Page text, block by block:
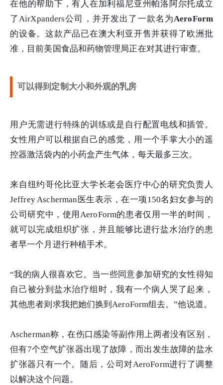
在他的帮助下，有人在加利福尼亚州帕洛阿尔托成立
了AirXpanders公司，并开发出了一款名为AeroForm
的设备。这款产品已在澳大利亚开售并获得了欧洲批
准，目前美国食品和药物管理局正在对其进行审查。
可以得到定制大小和外观的乳房
用户无需进行特殊的训练或是自行配置电线和插管。
女性用户可以根据自己的感觉，用一个手掌大小的遥
控器激活袋内的小药盒产生气体，每天最多三次。
来自纽约哥伦比亚大学长老会医疗中心的研究负责人
Jeffrey Ascherman医生表示，在一项150名妇女参与的
公司研究中，使用AeroForm的患者仅用一半的时间，
就可以完成组织扩张，并且能够比进行盐水治疗的患
者早一个月进行种植手术。
“我的病人很喜欢它。当一些同意参加研究的女性得知
自己被分到盐水治疗组时，我有一个病人哭了起来，
其他患者则求我把她们换到AeroForm组去。”他说道。
Ascherman称，在伤口感染等副作用上两者没有区别，
但有7个空气扩张器出现了故障，而出发生故障的盐水
扩张器只有一个。随后，公司对AeroForm进行了调整
以解决这个问题。